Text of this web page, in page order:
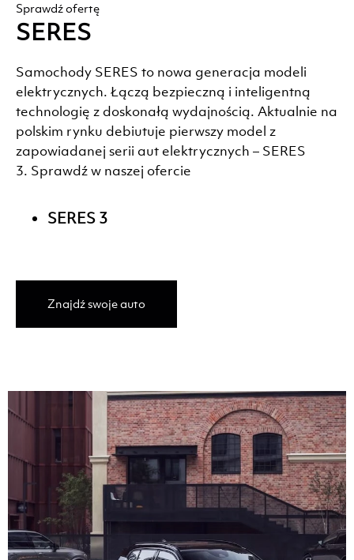
Sprawdź ofertę
SERES
Samochody SERES to nowa generacja modeli
elektrycznych. Łączą bezpieczną i inteligentną
technologię z doskonałą wydajnością. Aktualnie na
polskim rynku debiutuje pierwszy model z
zapowiadanej serii aut elektrycznych – SERES
3. Sprawdź w naszej ofercie
SERES 3
Znajdź swoje auto